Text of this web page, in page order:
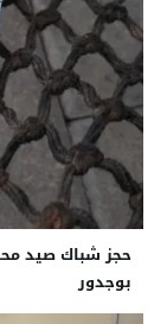
حجز شباك صيد
بوجدور